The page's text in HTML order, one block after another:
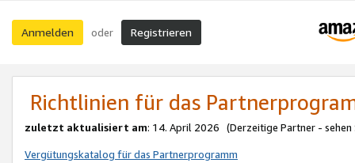
Anmelden oder Registrieren
Richtlinien für das
zuletzt aktualisiert am: 14. April 2026 (Derzeitige Partner - sehen
Vergütungskatalog für das Partnerprogramm